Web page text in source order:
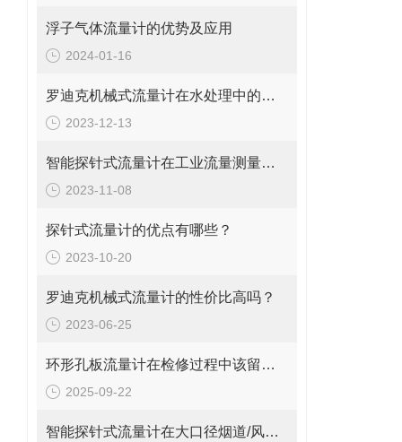
浮子气体流量计的优势及应用
2024-01-16
罗迪克机械式流量计在水处理中的应用
2023-12-13
智能探针式流量计在工业流量测量中的应用
2023-11-08
探针式流量计的优点有哪些？
2023-10-20
罗迪克机械式流量计的性价比高吗？
2023-06-25
环形孔板流量计在检修过程中该留意的事项
2025-09-22
智能探针式流量计在大口径烟道/风管气体流量监测中的应用